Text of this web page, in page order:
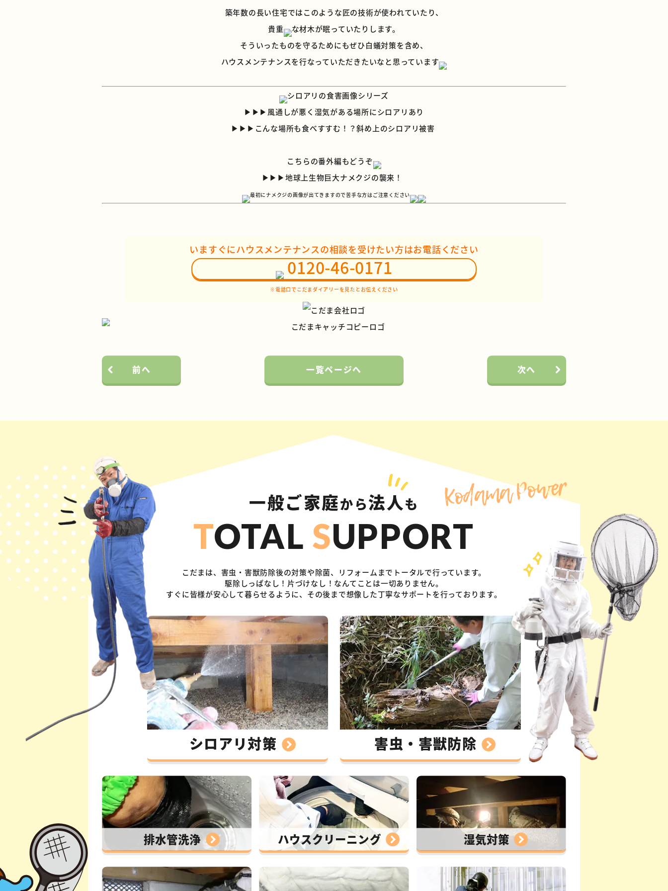
築年数の長い住宅ではこのような匠の技術が使われていたり、
貴重
な材木が眠っていたりします。
そういったものを守るためにもぜひ白蟻対策を含め、
ハウスメンテナンスを行なっていただきたいなと思っています
シロアリの食害画像シリーズ
▶︎▶︎▶︎風通しが悪く湿気がある場所にシロアリあり
▶︎▶︎▶︎こんな場所も食べすすむ！？斜め上のシロアリ被害
こちらの番外編もどうぞ
▶︎▶︎▶︎地球上生物巨大ナメクジの襲来！
最初にナメクジの画像が出てきますので苦手な方はご注意ください
いますぐにハウスメンテナンスの相談を受けたい方はお電話ください
0120-46-0171
※電話口でこだまダイアリーを見たとお伝えください
前へ 一覧ページへ 次へ
一般ご家庭から法人も
TOTALSUPPORT
Kodama Power
こだまは、害虫・害獣防除後の対策や除菌、リフォームまでトータルで行っています。
駆除しっぱなし！片づけなし！なんてことは一切ありません。
すぐに皆様が安心して暮らせるように、その後まで想像した丁寧なサポートを行っております。
シロアリ対策 害虫・害獣防除
排水管洗浄 ハウスクリーニング 湿気対策